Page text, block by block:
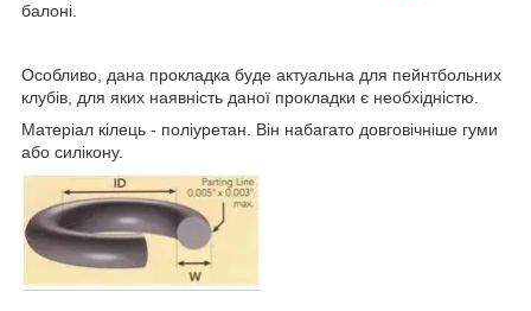
балоні.
Особливо, дана прокладка буде актуальна для пейнтбольних
клубів, для яких наявність даної прокладки є необхідністю.
Матеріал кілець - поліуретан. Він набагато довговічніше гуми
або силікону.